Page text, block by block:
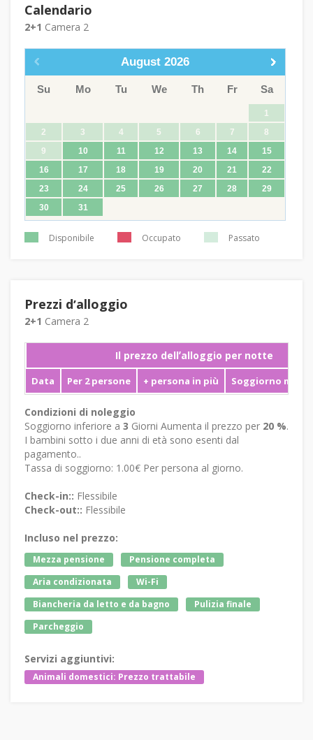
Calendario
2+1 Camera 2
August 2026
Su Mo Tu We Th Fr Sa
1
2
3 4 5 6 7
8
9
10 11 12 13 14
15
16
17 18 19 20 21
22
23
24 25 26 27 28
29
30
31
Disponibile Occupato Passato
Prezzi dʼalloggio
2+1 Camera 2
Il prezzo dellʼalloggio per notte
Data Per 2 persone + persona in più Soggiorno
Condizioni di noleggio
Soggiorno inferiore a 3 Giorni Aumenta il prezzo per 20 %.
I bambini sotto i due anni di età sono esenti dal
pagamento..
Tassa di soggiorno: 1.00€ Per persona al giorno.
Check-in:: Flessibile
Check-out:: Flessibile
Incluso nel prezzo:
Mezza pensione
Pensione completa
Aria condizionata
Wi-Fi
Biancheria da letto e da bagno
Pulizia finale
Parcheggio
Servizi aggiuntivi:
Animali domestici: Prezzo trattabile